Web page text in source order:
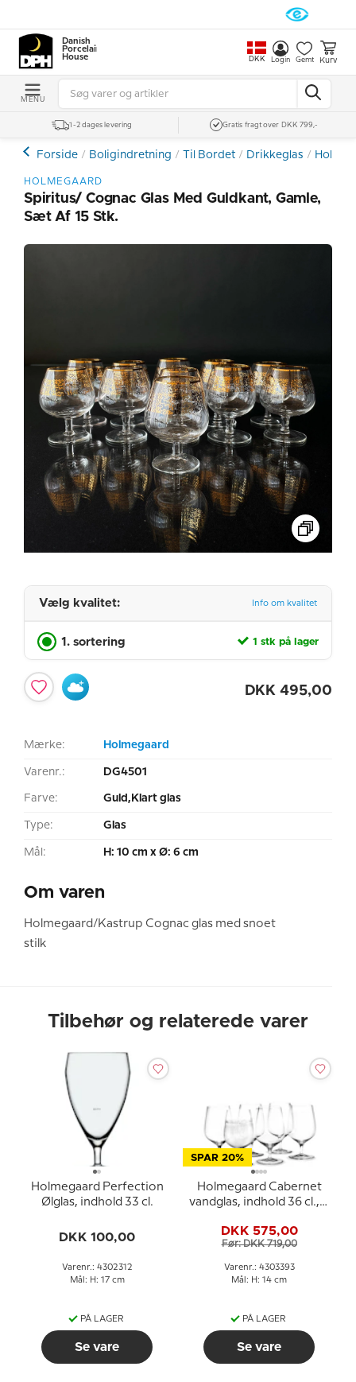
Danish
Porcelain
House
DKK Login Gemt Kurv
MENU
1-2 dages levering Gratis fragt over DKK 799,-
Forside Boligindretning Til Bordet Drikkeglas
HOLMEGAARD
Spiritus/ Cognac Glas Med Guldkant, Gamle,
Sæt Af 15 Stk.
Vælg kvalitet: Info om kvalitet
1. sortering 1 stk på lager
DKK 495,00
Mærke: Holmegaard
Varenr.: DG4501
Farve: Guld,Klart glas
Type: Glas
Mål: H: 10 cm x Ø: 6 cm
Om varen
Holmegaard/Kastrup Cognac glas med snoet
stilk
Tilbehør og relaterede varer
Holmegaard Perfection
Ølglas, indhold 33 cl.
DKK 100,00
Varenr.: 4302312
Mål: H: 17 cm
PÅ LAGER
Se vare
SPAR 20%
Holmegaard Cabernet
vandglas, indhold 36 cl., 6
DKK 575,00
Før: DKK 719,00
Varenr.: 4303393
Mål: H: 14 cm
PÅ LAGER
Se vare